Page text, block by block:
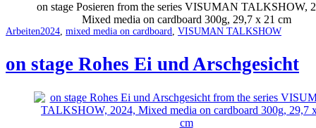
on stage Posieren from the series VISUMAN TALKSHOW,
Mixed media on cardboard 300g, 29,7 x 21 cm
Categorized
ArbeitenTagged
2024, mixed media on cardboard, VISUMAN TALKSHOW
on stage Rohes Ei und Arschgesicht